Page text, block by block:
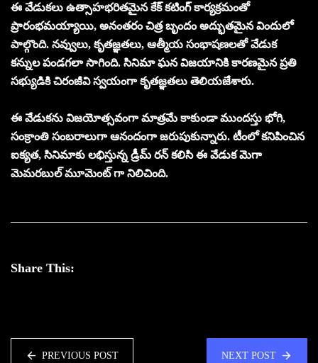
ఈ వేడుకలు ఉత్సాహభరితమైన కేక్ కటింగ్ కార్యక్రమంతో
ప్రారంభమయ్యాయి, అనంతరం చిత్ర బృందం అద్భుతమైన విందులో
పాల్గొంది. నవ్వులు, కృతజ్ఞతలు, ఆత్మీయ సంభాషణలతో వేడుక
కన్నుల పండగలా సాగింది. సినిమా ఘన విజయానికి కారణమైన ప్రతి
సభ్యుడికి చిరంజీవి స్వయంగా కృతజ్ఞతలు తెలియజేశారు.
ఈ వేడుకను విజయోత్సవంగా మాత్రమే కాకుండా ముందస్తు భోగి,
సంక్రాంతి సంబరాలుగా ఆనందంగా జరుపుకున్నారు. టీంలో కనిపించిన
ఐక్యత, సినిమాకు లభిస్తున్న డ్రీమ్ రన్ కలిసి ఈ వేడుక మెగా
మెమరబుల్ మూమెంట్ గా నిలిచింది.
Share This:
PREVIOUS POST NEXT POST